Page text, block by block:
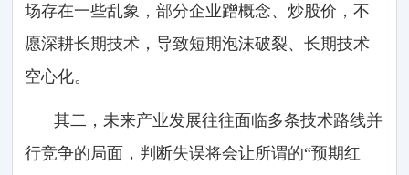
场存在一些乱象，部分企业蹭概念、炒股价，不
愿深耕长期技术，导致短期泡沫破裂、长期技术
空心化。
其二，未来产业发展往往面临多条技术路线并
行竞争的局面，判断失误将会让所谓的“预期红